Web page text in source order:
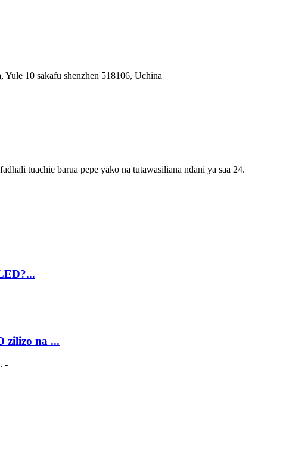
10 sakafu shenzhen 518106, Uchina
tuachie barua pepe yako na tutawasiliana ndani ya saa 24.
zilizo na ...
-